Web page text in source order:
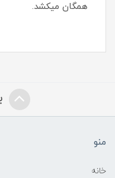
همگان میکشد.
منو
خانه